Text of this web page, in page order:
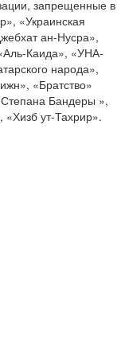
запрещенные в
«Украинская
ан-Нусра»,
Каида», «УНА-
народа»,
«Братство»
Степана Бандеры »,
ут-Тахрир».